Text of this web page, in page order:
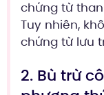
chứng từ
Tuy nhiên,
chứng từ lưu
2. Bù trừ